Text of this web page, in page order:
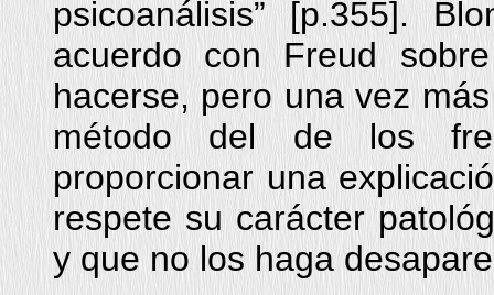
psicoanálisis” [p.355].
acuerdo con Freud
hacerse, pero una vez
método del de los
proporcionar una
respete su carácter
y que no los haga